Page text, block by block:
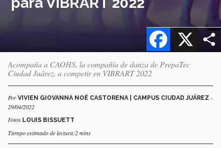
X
Facebook
Acompaña a CAOHS, la compañía de danza de PrepaTec
Ciudad Juárez, a competir en VIBRART 2022
Por VIVIEN GIOVANNA NOÉ CASTORENA | CAMPUS CIUDAD JUÁREZ -
29/04/2022
Fotos LOUIS BISSUETT
Tiempo estimado de lectura:2 mins